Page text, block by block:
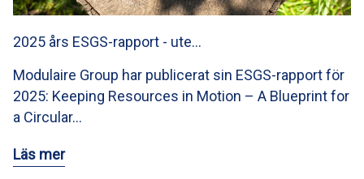
2025 års ESGS-rapport - ute…
Modulaire Group har publicerat sin ESGS-rapport för
2025: Keeping Resources in Motion – A Blueprint for
a Circular…
Läs mer